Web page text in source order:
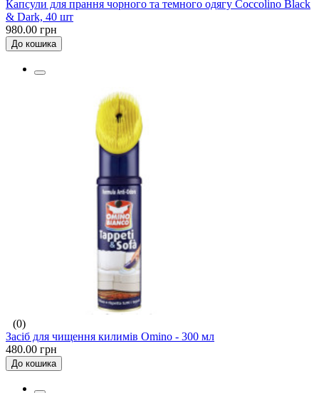
Капсули для прання чорного та темного одягу Coccolino Black
& Dark, 40 шт
980.00 грн
До кошика
(0)
Засіб для чищення килимів Omino - 300 мл
480.00 грн
До кошика